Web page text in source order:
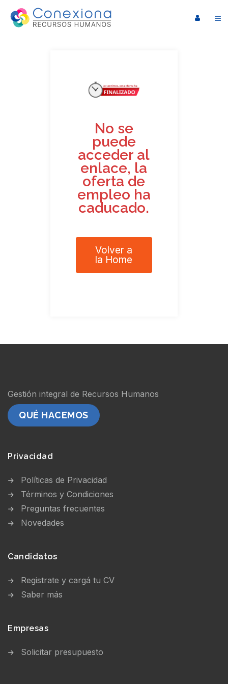
No se
puede
acceder al
enlace, la
oferta de
empleo ha
caducado.
Volver a
la Home
Gestión integral de Recursos Humanos
QUÉ HACEMOS
Privacidad
Políticas de Privacidad
Términos y Condiciones
Preguntas frecuentes
Novedades
Candidatos
Registrate y cargá tu CV
Saber más
Empresas
Solicitar presupuesto